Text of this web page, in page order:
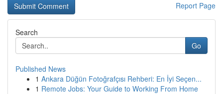
Report Page
Search
Go
Published News
1 Ankara Düğün Fotoğrafçısı Rehberi: En İyi Seçen...
1 Remote Jobs: Your Guide to Working From Home